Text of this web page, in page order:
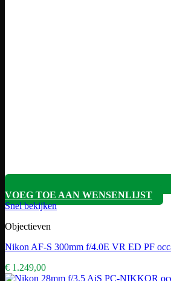
VOEG TOE AAN WENSENLIJST
Snel bekijken
Objectieven
Nikon AF-S 300mm f/4.0E VR ED PF
€ 1.249,00